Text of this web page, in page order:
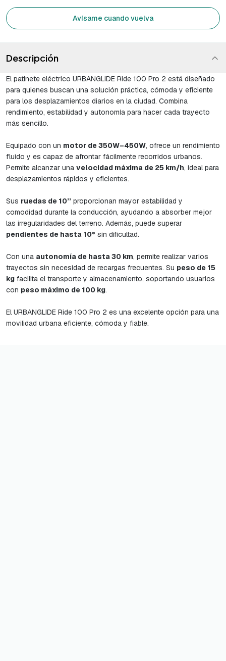
Avísame cuando vuelva
Descripción
El patinete eléctrico URBANGLIDE Ride 100 Pro 2 está diseñado
para quienes buscan una solución práctica, cómoda y eficiente
para los desplazamientos diarios en la ciudad. Combina
rendimiento, estabilidad y autonomía para hacer cada trayecto
más sencillo.
Equipado con un motor de 350W–450W, ofrece un rendimiento
fluido y es capaz de afrontar fácilmente recorridos urbanos.
Permite alcanzar una velocidad máxima de 25 km/h, ideal para
desplazamientos rápidos y eficientes.
Sus ruedas de 10’’ proporcionan mayor estabilidad y
comodidad durante la conducción, ayudando a absorber mejor
las irregularidades del terreno. Además, puede superar
pendientes de hasta 10° sin dificultad.
Con una autonomía de hasta 30 km, permite realizar varios
trayectos sin necesidad de recargas frecuentes. Su peso de 15
kg facilita el transporte y almacenamiento, soportando usuarios
con peso máximo de 100 kg.
El URBANGLIDE Ride 100 Pro 2 es una excelente opción para una
movilidad urbana eficiente, cómoda y fiable.